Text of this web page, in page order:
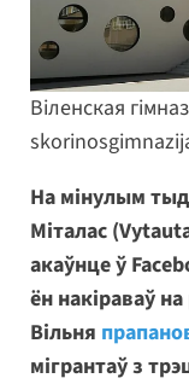
Віленская
На мінулым
Міталас
акаўнце ў
ён накіраваў
Вільня
мігрантаў з